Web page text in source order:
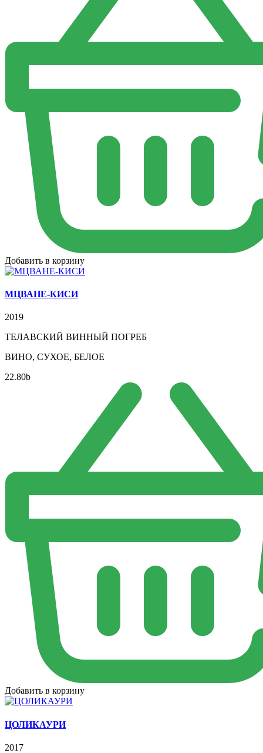
Добавить в корзину
МЦВАНЕ-КИСИ
2019
ТЕЛАВСКИЙ ВИННЫЙ ПОГРЕБ
ВИНО, СУХОЕ, БЕЛОЕ
22.80b
Добавить в корзину
ЦОЛИКАУРИ
2017